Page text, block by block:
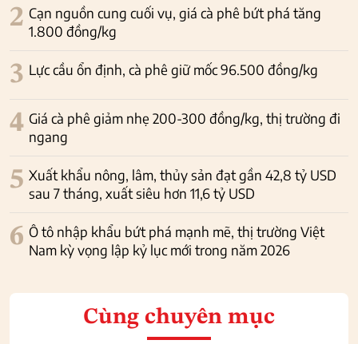
2 Cạn nguồn cung cuối vụ, giá cà phê bứt phá tăng
1.800 đồng/kg
3 Lực cầu ổn định, cà phê giữ mốc 96.500 đồng/kg
4 Giá cà phê giảm nhẹ 200-300 đồng/kg, thị trường đi
ngang
5 Xuất khẩu nông, lâm, thủy sản đạt gần 42,8 tỷ USD
sau 7 tháng, xuất siêu hơn 11,6 tỷ USD
6 Ô tô nhập khẩu bứt phá mạnh mẽ, thị trường Việt
Nam kỳ vọng lập kỷ lục mới trong năm 2026
Cùng chuyên mục